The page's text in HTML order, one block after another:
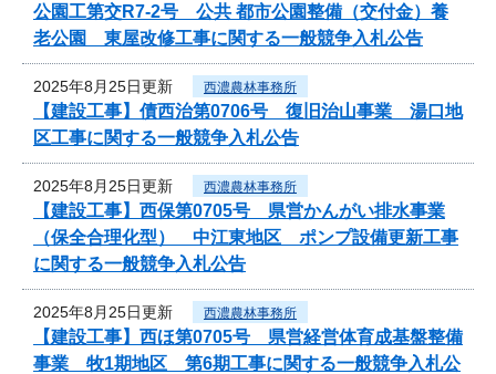
公園工第交R7-2号 公共 都市公園整備（交付金）養
老公園 東屋改修工事に関する一般競争入札公告
2025年8月25日更新 西濃農林事務所
【建設工事】債西治第0706号 復旧治山事業 湯口地
区工事に関する一般競争入札公告
2025年8月25日更新 西濃農林事務所
【建設工事】西保第0705号 県営かんがい排水事業
（保全合理化型） 中江東地区 ポンプ設備更新工事
に関する一般競争入札公告
2025年8月25日更新 西濃農林事務所
【建設工事】西ほ第0705号 県営経営体育成基盤整備
事業 牧1期地区 第6期工事に関する一般競争入札公